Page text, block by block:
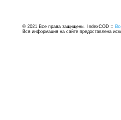
© 2021 Все права защищены. IndexCOD ::
Вся информация на сайте предоставлена